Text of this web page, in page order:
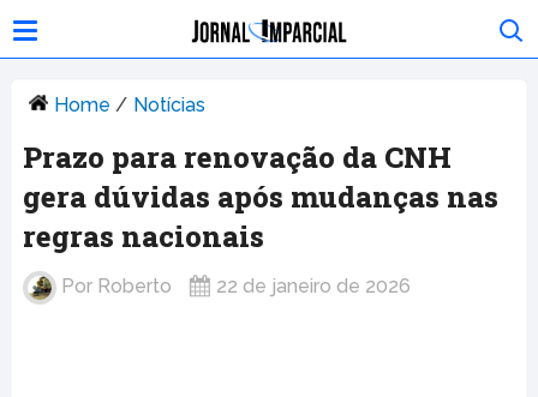
Home / Notícias
Prazo para renovação da CNH
gera dúvidas após mudanças nas
regras nacionais
Por Roberto 22 de janeiro de 2026